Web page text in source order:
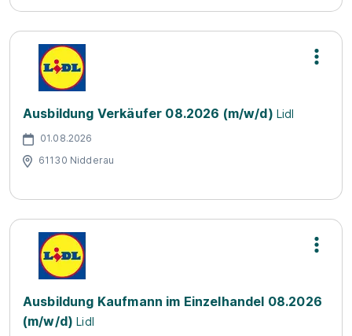
Ausbildung Verkäufer 08.2026 (m/w/d) Lidl
01.08.2026
61130 Nidderau
Ausbildung Kaufmann im Einzelhandel 08.2026
(m/w/d) Lidl